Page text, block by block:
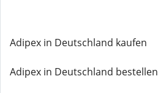
Adipex in Deutschland kaufen
Adipex in Deutschland bestellen